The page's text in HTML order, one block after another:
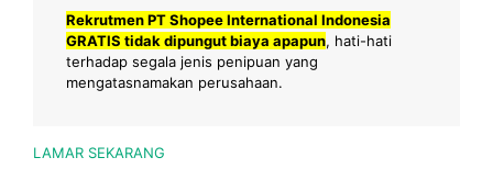
Rekrutmen PT Shopee International Indonesia
GRATIS tidak dipungut biaya apapun, hati-hati
terhadap segala jenis penipuan yang
mengatasnamakan perusahaan.
LAMAR SEKARANG